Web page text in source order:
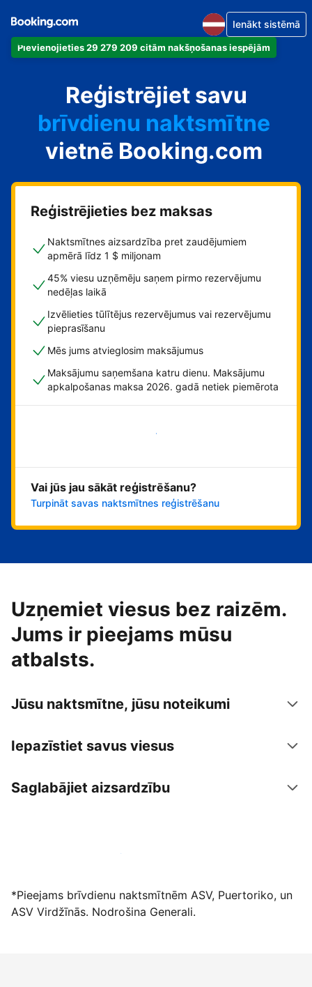
Pievienojieties 29 279 209 citām nakšņošanas iespējām
Ienākt sistēmā
Reģistrējiet savu
dzīvokli
viesnīcu
brīvdienu naktsmītne
viesu namu
pansiju
vietnē Booking.com
Reģistrējieties bez maksas
Naktsmītnes aizsardzība pret zaudējumiem
apmērā līdz 1 $ miljonam
45% viesu uzņēmēju saņem pirmo rezervējumu
nedēļas laikā
Izvēlieties tūlītējus rezervējumus vai rezervējumu
pieprasīšanu
Mēs jums atvieglosim maksājumus
Maksājumu saņemšana katru dienu. Maksājumu
apkalpošanas maksa 2026. gadā netiek piemērota
Sāciet tūlīt!
Vai jūs jau sākāt reģistrēšanu?
Turpināt savas naktsmītnes reģistrēšanu
Uzņemiet viesus bez raizēm.
Jums ir pieejams mūsu
atbalsts.
Jūsu naktsmītne, jūsu noteikumi
Iepazīstiet savus viesus
Saglabājiet aizsardzību
Izvietot piedāvājumu mūsu platformā
*Pieejams brīvdienu naktsmītnēm ASV, Puertoriko, un
ASV Virdžīnās. Nodrošina Generali.